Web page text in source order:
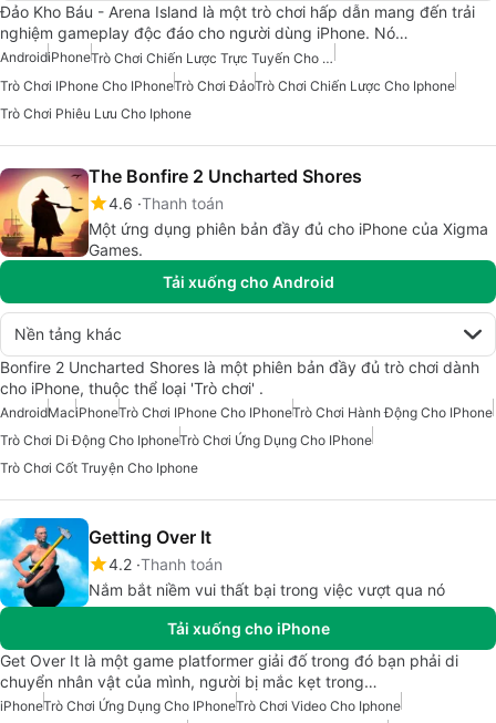
Đảo Kho Báu - Arena Island là một trò chơi hấp dẫn mang đến trải
nghiệm gameplay độc đáo cho người dùng iPhone. Nó…
AndroidiPhone
Trò Chơi Chiến Lược Trực Tuyến Cho Iphone
Trò Chơi IPhone Cho IPhoneTrò Chơi ĐảoTrò Chơi Chiến Lược Cho Iphone
Trò Chơi Phiêu Lưu Cho Iphone
The Bonfire 2 Uncharted Shores
4.6 Thanh toán
Một ứng dụng phiên bản đầy đủ cho iPhone của Xigma
Games.
Tải xuống cho Android
Nền tảng khác
Bonfire 2 Uncharted Shores là một phiên bản đầy đủ trò chơi dành
cho iPhone, thuộc thể loại 'Trò chơi' .
AndroidMaciPhoneTrò Chơi IPhone Cho IPhoneTrò Chơi Hành Động Cho IPhone
Trò Chơi Di Động Cho IphoneTrò Chơi Ứng Dụng Cho IPhone
Trò Chơi Cốt Truyện Cho Iphone
Getting Over It
4.2 Thanh toán
Nắm bắt niềm vui thất bại trong việc vượt qua nó
Tải xuống cho iPhone
Get Over It là một game platformer giải đố trong đó bạn phải di
chuyển nhân vật của mình, người bị mắc kẹt trong…
iPhoneTrò Chơi Ứng Dụng Cho IPhoneTrò Chơi Video Cho Iphone